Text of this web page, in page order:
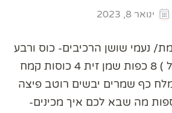
ינואר 8, 2023
נעמי שושן הרכיבים- כוס ורבע
מים (כוס 250 מ"ל ) 8 כפות שמן זית 4 כוסות קמח
כף שמרים יבשים רוטב פיצה
מה שבא לכם איך מכינים-